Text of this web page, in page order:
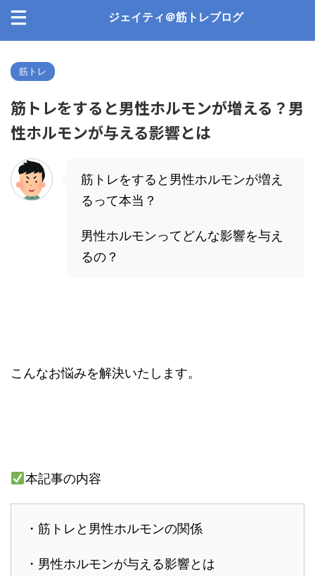
ジェイティ＠筋トレブログ
筋トレ
筋トレをすると男性ホルモンが増える？男
性ホルモンが与える影響とは
筋トレをすると男性ホルモンが増え
るって本当？
男性ホルモンってどんな影響を与え
るの？
こんなお悩みを解決いたします。
本記事の内容
・筋トレと男性ホルモンの関係
・男性ホルモンが与える影響とは